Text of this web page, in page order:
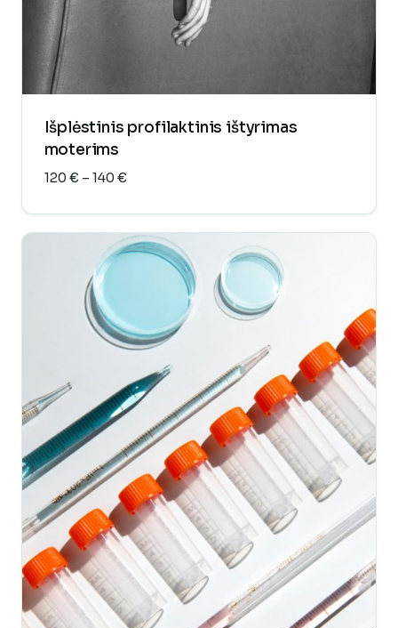
Išplėstinis profilaktinis ištyrimas
moterims
120 € – 140 €Price
120 €
through
140 €